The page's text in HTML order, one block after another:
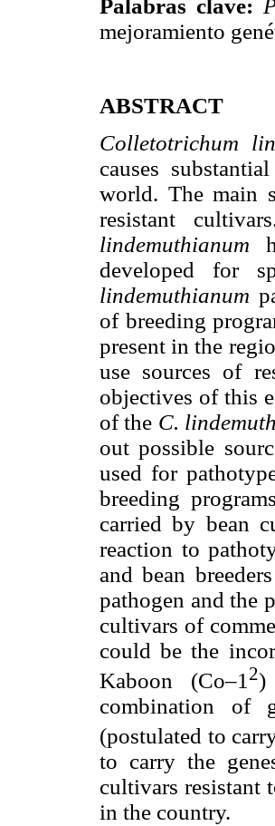
Palabras clave:
mejoramiento
ABSTRACT
Colletotrichum
causes
world. The main
resistant
lindemuthianum
developed for
lindemuthianum
of breeding
present in the
use sources of
objectives of this
of the C.
out possible
used for
breeding
carried by bean
reaction to
and bean
pathogen and the
cultivars of
could be the
Kaboon (Co–1 2)
combination of
(postulated to
to carry the
cultivars
in the country.